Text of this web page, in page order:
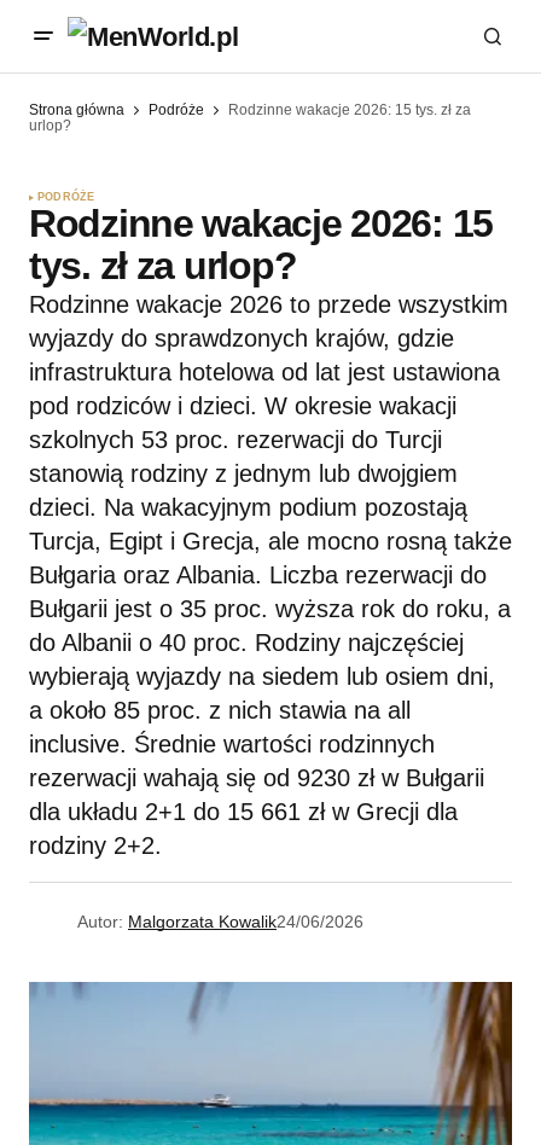
Strona główna Podróże
Rodzinne wakacje 2026: 15 tys. zł za
urlop?
PODRÓŻE
Rodzinne wakacje 2026: 15
tys. zł za urlop?
Rodzinne wakacje 2026 to przede wszystkim
wyjazdy do sprawdzonych krajów, gdzie
infrastruktura hotelowa od lat jest ustawiona
pod rodziców i dzieci. W okresie wakacji
szkolnych 53 proc. rezerwacji do Turcji
stanowią rodziny z jednym lub dwojgiem
dzieci. Na wakacyjnym podium pozostają
Turcja, Egipt i Grecja, ale mocno rosną także
Bułgaria oraz Albania. Liczba rezerwacji do
Bułgarii jest o 35 proc. wyższa rok do roku, a
do Albanii o 40 proc. Rodziny najczęściej
wybierają wyjazdy na siedem lub osiem dni,
a około 85 proc. z nich stawia na all
inclusive. Średnie wartości rodzinnych
rezerwacji wahają się od 9230 zł w Bułgarii
dla układu 2+1 do 15 661 zł w Grecji dla
rodziny 2+2.
Autor: Malgorzata Kowalik24/06/2026